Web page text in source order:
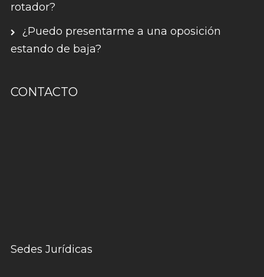
rotador?
¿Puedo presentarme a una oposición
estando de baja?
CONTACTO
Sedes Jurídicas